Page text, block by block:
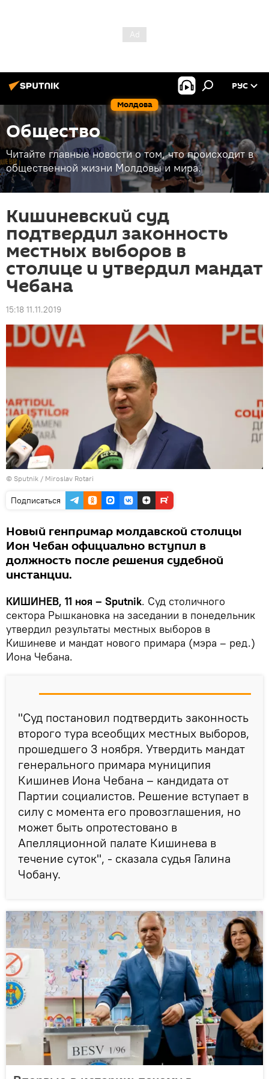
Молдова
РУС
Общество
Читайте главные новости о том, что происходит в
общественной жизни Молдовы и мира.
Кишиневский суд
подтвердил законность
местных выборов в
столице и утвердил мандат
Чебана
15:18 11.11.2019
© Sputnik / Miroslav Rotari
Подписаться
Новый генпримар молдавской столицы
Ион Чебан официально вступил в
должность после решения судебной
инстанции.
КИШИНЕВ, 11 ноя – Sputnik. Суд столичного
сектора Рышкановка на заседании в понедельник
утвердил результаты местных выборов в
Кишиневе и мандат нового примара (мэра – ред.)
Иона Чебана.
"Суд постановил подтвердить законность
второго тура всеобщих местных выборов,
прошедшего 3 ноября. Утвердить мандат
генерального примара муниципия
Кишинев Иона Чебана – кандидата от
Партии социалистов. Решение вступает в
силу с момента его провозглашения, но
может быть опротестовано в
Апелляционной палате Кишинева в
течение суток", - сказала судья Галина
Чобану.